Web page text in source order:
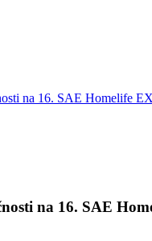
na 16. SAE Homelife
na 16. SAE